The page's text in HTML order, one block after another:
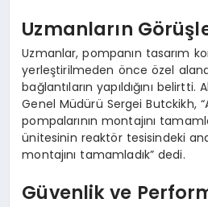
Uzmanların
Uzmanlar, pompanın tasarım
yerleştirilmeden önce özel alana
bağlantıların yapıldığını belirtti.
Genel Müdürü Sergei Butckikh,
pompalarının montajını
ünitesinin reaktör tesisindeki
montajını tamamladık” dedi.
Güvenlik ve